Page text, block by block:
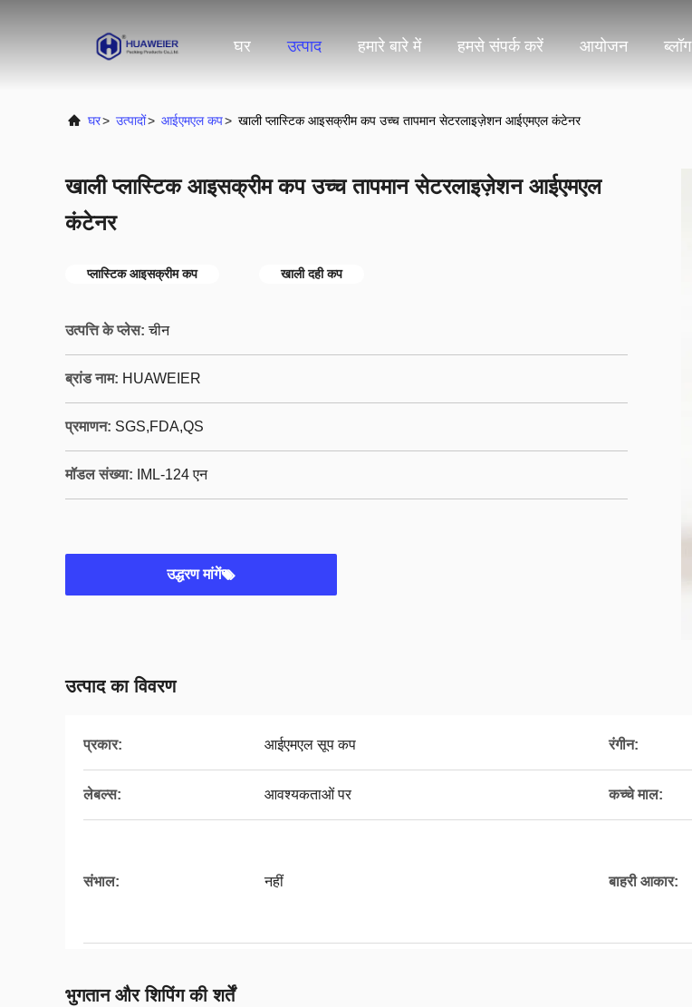
घर उत्पाद हमारे बारे में हमसे संपर्क करें आयोजन ब्लॉग
घर> उत्पादों> आईएमएल कप> खाली प्लास्टिक आइसक्रीम कप उच्च तापमान सेटरलाइज़ेशन आईएमएल कंटेनर
खाली प्लास्टिक आइसक्रीम कप उच्च तापमान सेटरलाइज़ेशन आईएमएल
कंटेनर
प्लास्टिक आइसक्रीम कप खाली दही कप
उत्पत्ति के प्लेस: चीन
ब्रांड नाम: HUAWEIER
प्रमाणन: SGS,FDA,QS
मॉडल संख्या: IML-124 एन
उद्धरण मांगें
उत्पाद का विवरण
प्रकार: आईएमएल सूप कप रंगीन:
लेबल्स: आवश्यकताओं पर कच्चे माल:
संभाल: नहीं बाहरी आकार:
भुगतान और शिपिंग की शर्तें